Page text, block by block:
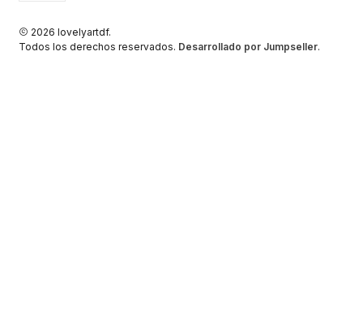
2026 lovelyartdf.
Todos los derechos reservados. Desarrollado por Jumpseller.